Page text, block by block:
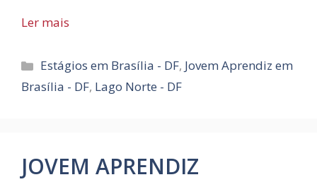
Ler mais
Categorias
Estágios em Brasília - DF, Jovem Aprendiz em
Brasília - DF, Lago Norte - DF
JOVEM APRENDIZ